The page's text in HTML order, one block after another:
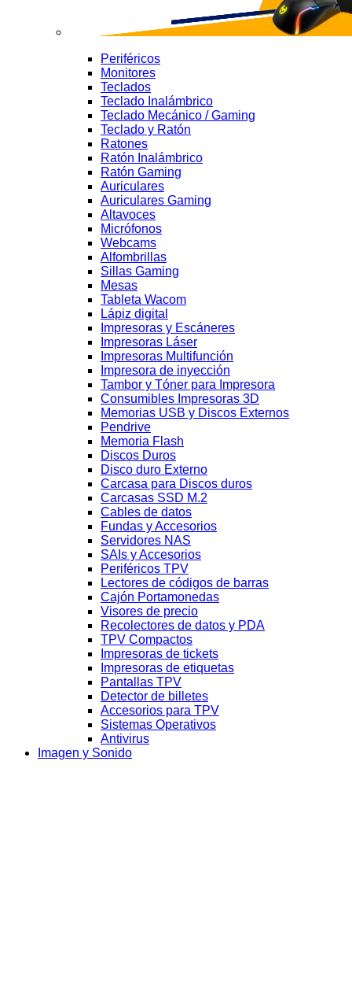
Periféricos
Monitores
Teclados
Teclado Inalámbrico
Teclado Mecánico / Gaming
Teclado y Ratón
Ratones
Ratón Inalámbrico
Ratón Gaming
Auriculares
Auriculares Gaming
Altavoces
Micrófonos
Webcams
Alfombrillas
Sillas Gaming
Mesas
Tableta Wacom
Lápiz digital
Impresoras y Escáneres
Impresoras Láser
Impresoras Multifunción
Impresora de inyección
Tambor y Tóner para Impresora
Consumibles Impresoras 3D
Memorias USB y Discos Externos
Pendrive
Memoria Flash
Discos Duros
Disco duro Externo
Carcasa para Discos duros
Carcasas SSD M.2
Cables de datos
Fundas y Accesorios
Servidores NAS
SAIs y Accesorios
Periféricos TPV
Lectores de códigos de barras
Cajón Portamonedas
Visores de precio
Recolectores de datos y PDA
TPV Compactos
Impresoras de tickets
Impresoras de etiquetas
Pantallas TPV
Detector de billetes
Accesorios para TPV
Sistemas Operativos
Antivirus
Imagen y Sonido